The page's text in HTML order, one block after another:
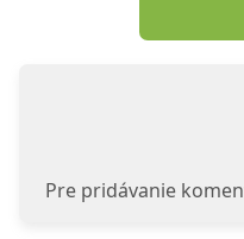
Pre pridávanie